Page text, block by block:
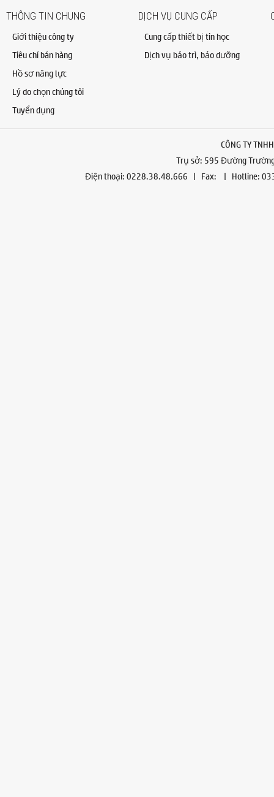
THÔNG TIN CHUNG
Giới thiệu công ty
Tiêu chí bán hàng
Hồ sơ năng lực
Lý do chọn chúng tôi
Tuyển dụng
DỊCH VỤ CUNG CẤP
Cung cấp thiết bị tin học
Dịch vụ bảo trì, bảo dưỡng
CÔNG TY
Trụ sở: 595 Đường
Điện thoại: 0228.38.48.666 | Fax: | Hotline: